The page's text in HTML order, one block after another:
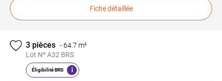
Fiche détaillée
3 pièces -64.7 m²
Lot Nº A32 BRS
Éligibilité BRS i